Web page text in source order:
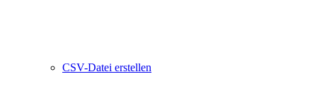
CSV-Datei erstellen